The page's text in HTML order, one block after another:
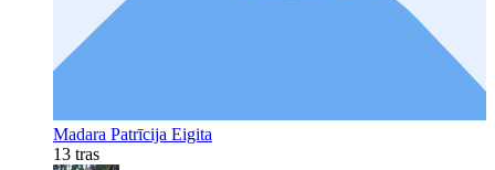
Madara Patrīcija Eigita
13 tras